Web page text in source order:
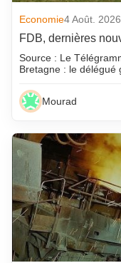
Economie4 Août. 2026
FDB, dernières
Source : Le
Bretagne : le délégué
Mourad